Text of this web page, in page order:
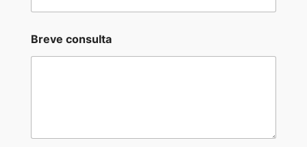
l
a
s
d
e
Breve consulta